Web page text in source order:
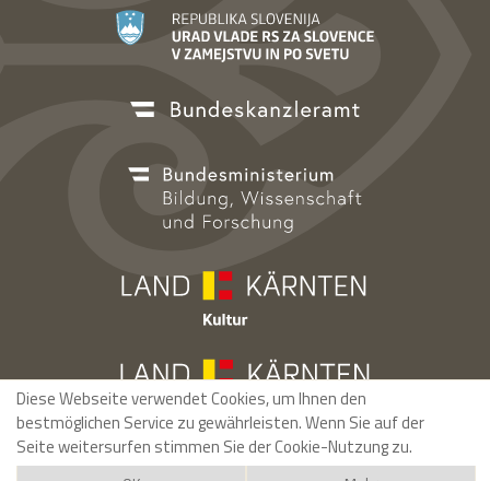
Diese Webseite verwendet Cookies, um Ihnen den
bestmöglichen Service zu gewährleisten. Wenn Sie auf der
Seite weitersurfen stimmen Sie der Cookie-Nutzung zu.